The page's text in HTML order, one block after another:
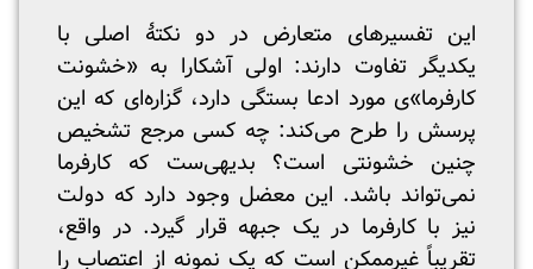
این تفسیرهای متعارض در دو نکتۀ اصلی با
یکدیگر تفاوت دارند: اولی آشکارا به «خشونت
کارفرما»ی مورد ادعا بستگی دارد، گزاره‌ای که این
پرسش را طرح می‌کند: چه کسی مرجع تشخیص
چنین خشونتی است؟ بدیهی‌ست که کارفرما
نمی‌تواند باشد. این معضل وجود دارد که دولت
نیز با کارفرما در یک جبهه قرار گیرد. در واقع،
تقریباً غیرممکن است که یک نمونه از اعتصاب را